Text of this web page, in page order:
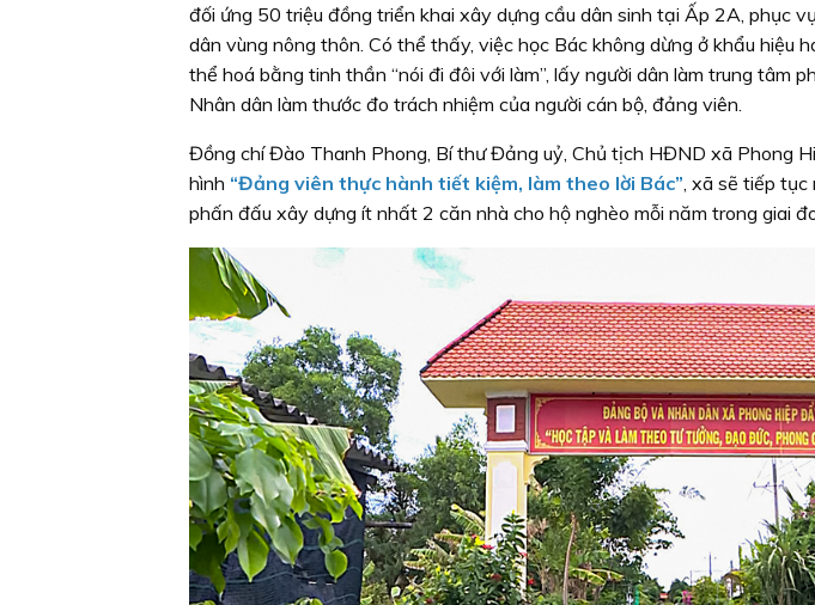
đối ứng 50 triệu đồng triển khai xây dựng cầu dân sinh tại Ấp 2A, phục
dân vùng nông thôn. Có thể thấy, việc học Bác không dừng ở khẩu hiệu
thể hoá bằng tinh thần “nói đi đôi với làm”, lấy người dân làm trung tâm
Nhân dân làm thước đo trách nhiệm của người cán bộ, đảng viên.
Đồng chí Đào Thanh Phong, Bí thư Đảng uỷ, Chủ tịch HĐND xã Phong
hình “Đảng viên thực hành tiết kiệm, làm theo lời Bác” , xã sẽ tiếp
phấn đấu xây dựng ít nhất 2 căn nhà cho hộ nghèo mỗi năm trong giai